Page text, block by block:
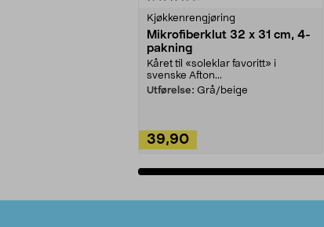
Kjøkkenrengjøring
Mikrofiberklut 32 x 31 cm, 4-
pakning
Kåret til «soleklar favoritt» i
svenske Afton...
Utførelse: Grå/beige
39,90